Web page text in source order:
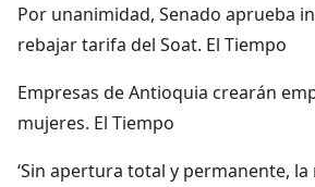
Por unanimidad, Senado aprueba
rebajar tarifa del Soat. El Tiempo
Empresas de Antioquia crearán
mujeres. El Tiempo
‘Sin apertura total y permanente,